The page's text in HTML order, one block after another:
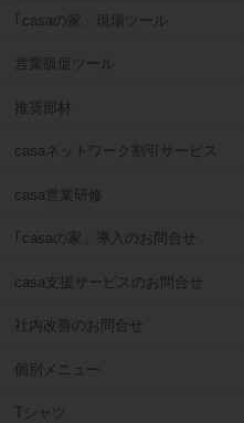
｢casaの家」現場ツール
営業販促ツール
推奨部材
casaネットワーク割引サービス
casa営業研修
｢casaの家」導入のお問合せ
casa支援サービスのお問合せ
社内改善のお問合せ
個別メニュー
Tシャツ